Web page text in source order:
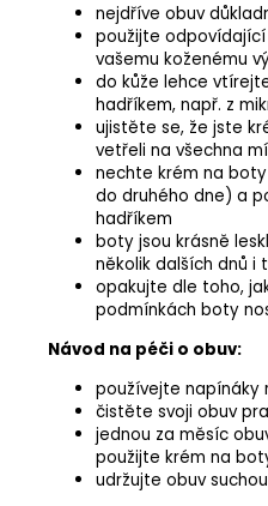
nejdříve obuv
použijte
vašemu koženému
do kůže lehce
hadříkem, např. z
ujistěte se, že jste
vetřeli na všechna
nechte krém na
do druhého dne) a
hadříkem
boty jsou krásně
několik dalších dnů i
opakujte dle toho,
podmínkách boty
Návod na péči o obuv:
používejte napínáky
čistěte svoji obuv
jednou za měsíc
použijte krém na
udržujte obuv